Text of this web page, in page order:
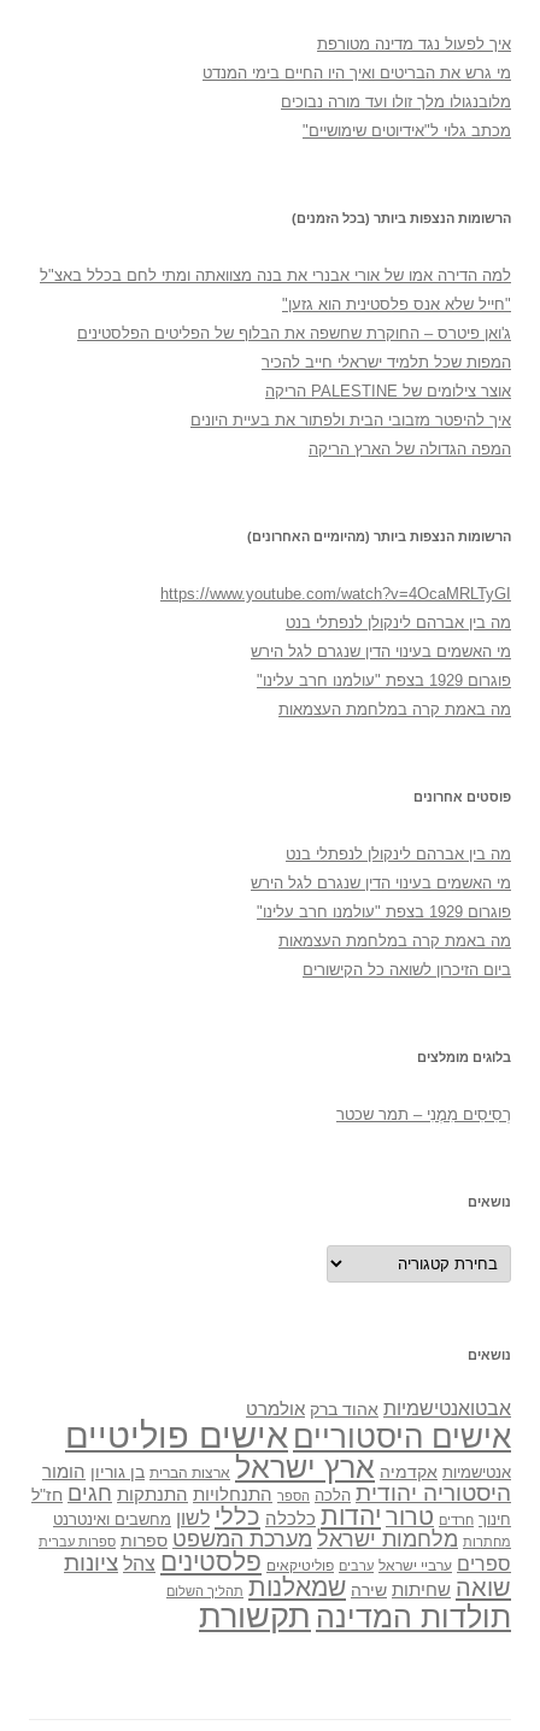
איך לפעול נגד מדינה מטורפת
מי גרש את הבריטים ואיך היו החיים בימי המנדט
מלובנגולו מלך זולו ועד מורה נבוכים
מכתב גלוי ל"אידיוטים שימושיים"
הרשומות הנצפות ביותר (בכל הזמנים)
למה הדירה אמו של אורי אבנרי את בנה מצוואתה ומתי לחם בכלל באצ"ל
"חייל שלא אנס פלסטינית הוא גזען"
ג'ואן פיטרס – החוקרת שחשפה את הבלוף של הפליטים הפלסטינים
המפות שכל תלמיד ישראלי חייב להכיר
אוצר צילומים של PALESTINE הריקה
איך להיפטר מזבובי הבית ולפתור את בעיית היונים
המפה הגדולה של הארץ הריקה
הרשומות הנצפות ביותר (מהיומיים האחרונים)
https://www.youtube.com/watch?v=4OcaMRLTyGI
מה בין אברהם לינקולן לנפתלי בנט
מי האשמים בעינוי הדין שנגרם לגל הירש
פוגרום 1929 בצפת "עולמנו חרב עלינו"
מה באמת קרה במלחמת העצמאות
פוסטים אחרונים
מה בין אברהם לינקולן לנפתלי בנט
מי האשמים בעינוי הדין שנגרם לגל הירש
פוגרום 1929 בצפת "עולמנו חרב עלינו"
מה באמת קרה במלחמת העצמאות
ביום הזיכרון לשואה כל הקישורים
בלוגים מומלצים
רְסִיסִים מִמֶנִי – תמר שכטר
נושאים
נושאים
נושאים
אבטואנטישמיות אהוד ברק אולמרט
אישים היסטוריים אישים פוליטיים
אנטישמיות אקדמיה ארץ ישראל ארצות הברית בן גוריון הומור
היסטוריה יהודית הלכה הספר התנחלויות התנתקות חגים חז"ל
חינוך חרדים טרור יהדות כלכלה כללי לשון מחשבים ואינטרנט
מחתרות מלחמות ישראל מערכת המשפט ספרות ספרות עברית
ספרים ערביי ישראל ערבים פוליטיקאים פלסטינים צהל ציונות
שואה שחיתות שירה שמאלנות תהליך השלום
תולדות המדינה תקשורת